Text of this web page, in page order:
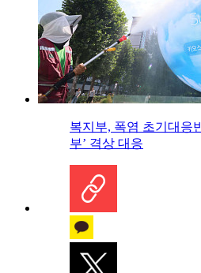
복지부, 폭염 초기대응
부’ 격상 대응